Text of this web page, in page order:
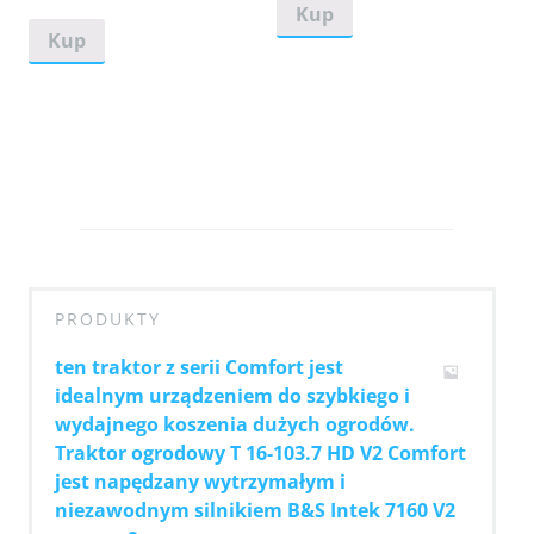
Kup
Kup
PRODUKTY
ten traktor z serii Comfort jest
idealnym urządzeniem do szybkiego i
wydajnego koszenia dużych ogrodów.
Traktor ogrodowy T 16-103.7 HD V2 Comfort
jest napędzany wytrzymałym i
niezawodnym silnikiem B&S Intek 7160 V2